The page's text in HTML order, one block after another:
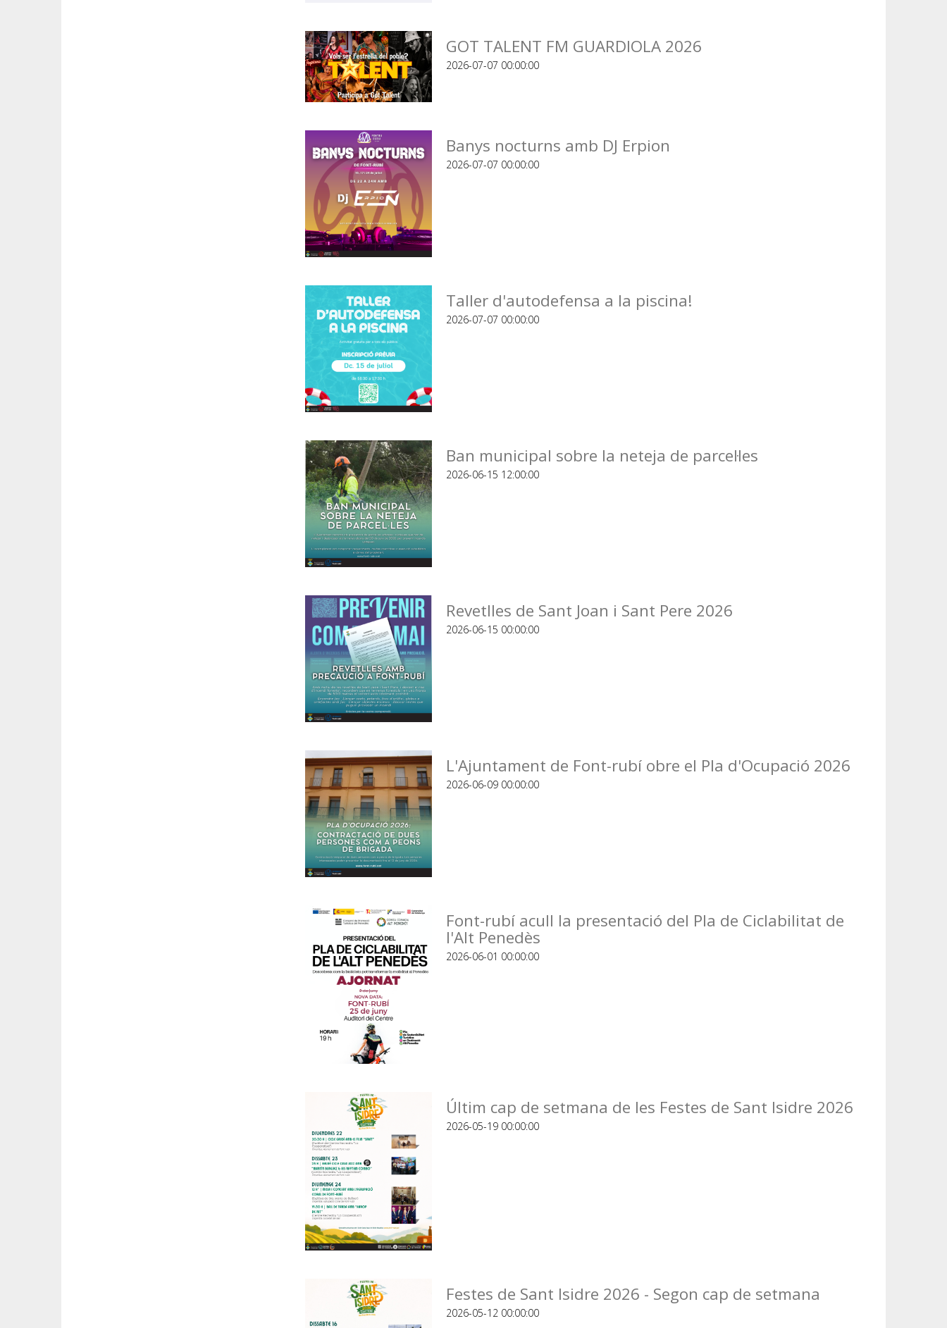
GOT TALENT FM GUARDIOLA 2026
2026-07-07 00:00:00
Banys nocturns amb DJ Erpion
2026-07-07 00:00:00
Taller d'autodefensa a la piscina!
2026-07-07 00:00:00
Ban municipal sobre la neteja de parcel·les
2026-06-15 12:00:00
Revetlles de Sant Joan i Sant Pere 2026
2026-06-15 00:00:00
L'Ajuntament de Font-rubí obre el Pla d'Ocupació 2026
2026-06-09 00:00:00
Font-rubí acull la presentació del Pla de Ciclabilitat de
l'Alt Penedès
2026-06-01 00:00:00
Últim cap de setmana de les Festes de Sant Isidre 2026
2026-05-19 00:00:00
Festes de Sant Isidre 2026 - Segon cap de setmana
2026-05-12 00:00:00